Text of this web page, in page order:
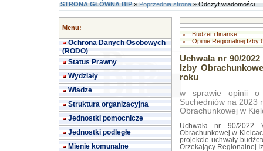
STRONA GŁÓWNA BIP»Poprzednia strona» Odczyt wiadomości
Menu:
Ochrona Danych Osobowych
(RODO)
Status Prawny
Wydziały
Władze
Struktura organizacyjna
Jednostki pomocnicze
Jednostki podległe
Mienie komunalne
Budżet i finanse
Opinie Regionalnej Izby
Uchwała nr 90/
Izby
roku
w sprawie opinii o
Suchedniów na 2023
Obrachunkowej w
Uchwała nr 90/2022
Obrachunkowej w
projekcie uchwały
Orzekający Regionalnej